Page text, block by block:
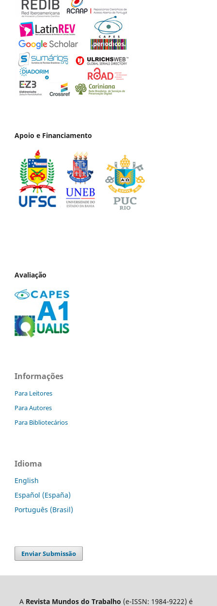
Apoio e Financiamento
Avaliação
Informações
Para Leitores
Para Autores
Para Bibliotecários
Idioma
English
Español (España)
Português (Brasil)
Enviar Submissão
A Revista Mundos do Trabalho (e-ISSN: 1984-9222) é